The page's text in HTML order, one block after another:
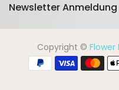
Newsletter Anmeldung
Copyright © Flower